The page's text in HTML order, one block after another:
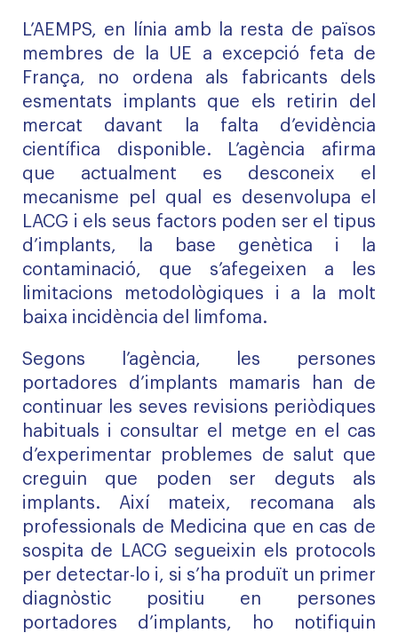
L’AEMPS, en línia amb la resta de països
membres de la UE a excepció feta de
França, no ordena als fabricants dels
esmentats implants que els retirin del
mercat davant la falta d’evidència
científica disponible. L’agència afirma
que actualment es desconeix el
mecanisme pel qual es desenvolupa el
LACG i els seus factors poden ser el tipus
d’implants, la base genètica i la
contaminació, que s’afegeixen a les
limitacions metodològiques i a la molt
baixa incidència del limfoma.
Segons l’agència, les persones
portadores d’implants mamaris han de
continuar les seves revisions periòdiques
habituals i consultar el metge en el cas
d’experimentar problemes de salut que
creguin que poden ser deguts als
implants. Així mateix, recomana als
professionals de Medicina que en cas de
sospita de LACG segueixin els protocols
per detectar-lo i, si s’ha produït un primer
diagnòstic positiu en persones
portadores d’implants, ho notifiquin